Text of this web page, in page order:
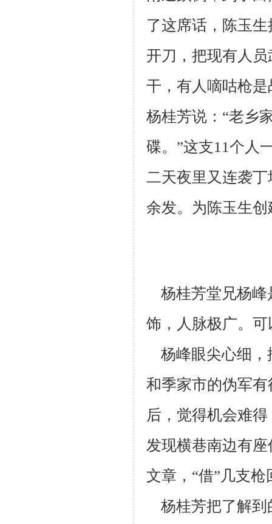
了这席话，陈玉
开刀，把现有人员
干，有人嘀咕枪
杨桂芳说：“老乡
碟。”这支11个人
二天夜里又连袭
余发。为陈玉生创
杨桂芳堂兄杨峰
饰，人脉极广。
杨峰眼尖心细，
和季家市的伪军
后，觉得机会难
发现横巷南边有座
文章，“借”几支
杨桂芳把了解到